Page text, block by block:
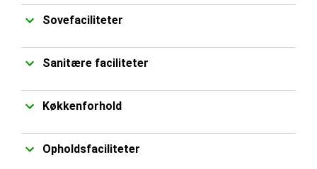
Sovefaciliteter
Sanitære faciliteter
Køkkenforhold
Opholdsfaciliteter